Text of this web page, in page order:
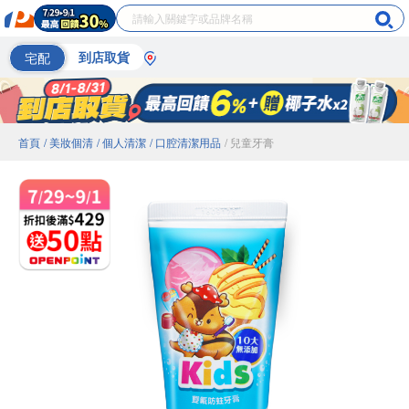
宅配 到店取貨
首頁 / 美妝個清 / 個人清潔 / 口腔清潔用品 / 兒童牙膏